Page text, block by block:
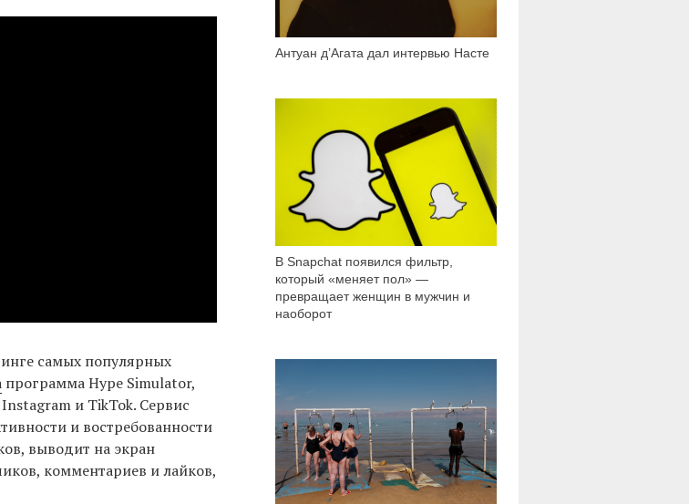
самых популярных
программа Hype Simulator,
Instagram и TikTok. Сервис
и востребованности
выводит на экран
комментариев и лайков,
Антуан д’Агата дал интервью Насте
В Snapchat появился фильтр,
который «меняет пол» —
превращает женщин в мужчин и
наоборот